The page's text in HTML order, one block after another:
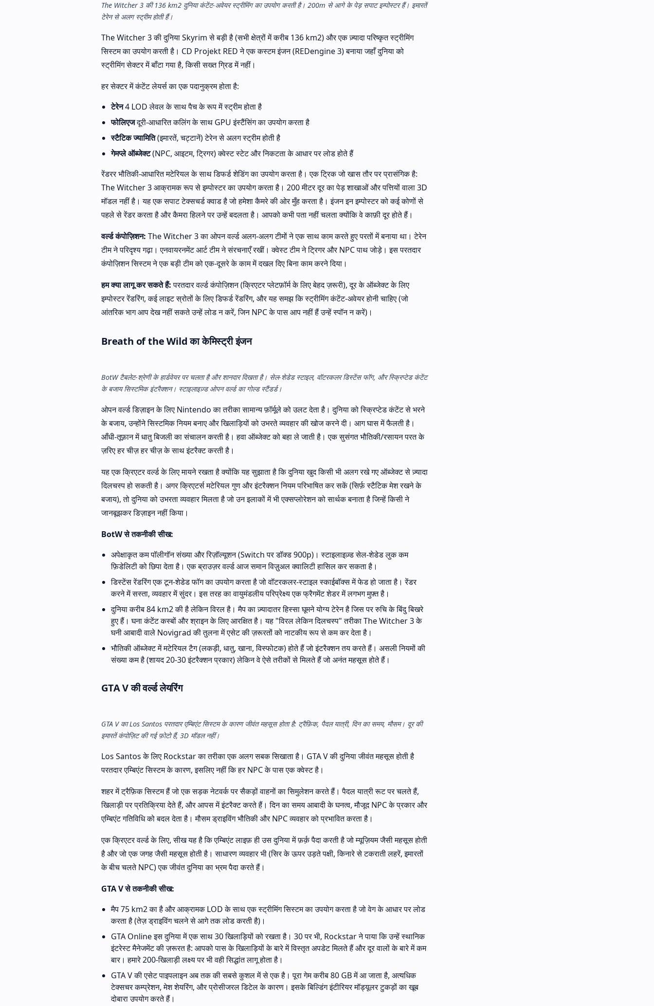
The Witcher 3 की 136 km2 दुनिया कंटेंट-अवेयर स्ट्रीमिंग का उपयोग करती है। 200m से आगे के पेड़ सपाट इम्पोस्टर हैं। इमारतें
टेरेन से अलग स्ट्रीम होती हैं।
The Witcher 3 की दुनिया Skyrim से बड़ी है (सभी क्षेत्रों में करीब 136 km2) और एक ज़्यादा परिष्कृत स्ट्रीमिंग
सिस्टम का उपयोग करती है। CD Projekt RED ने एक कस्टम इंजन (REDengine 3) बनाया जहाँ दुनिया को
स्ट्रीमिंग सेक्टर में बाँटा गया है, किसी सख्त ग्रिड में नहीं।
हर सेक्टर में कंटेंट लेयर्स का एक पदानुक्रम होता है:
टेरेन4 LOD लेवल के साथ पैच के रूप में स्ट्रीम होता है
फोलिएजदूरी-आधारित कलिंग के साथ GPU इंस्टैंसिंग का उपयोग करता है
स्टैटिक ज्यामिति(इमारतें, चट्टानें) टेरेन से अलग स्ट्रीम होती है
गेमप्ले ऑब्जेक्ट(NPC, आइटम, ट्रिगर) क्वेस्ट स्टेट और निकटता के आधार पर लोड होते हैं
रेंडरर भौतिकी-आधारित मटेरियल के साथ डिफर्ड शेडिंग का उपयोग करता है। एक ट्रिक जो खास तौर पर प्रासंगिक है:
The Witcher 3 आक्रामक रूप से इम्पोस्टर का उपयोग करता है। 200 मीटर दूर का पेड़ शाखाओं और पत्तियों वाला 3D
मॉडल नहीं है। यह एक सपाट टेक्सचर्ड क्वाड है जो हमेशा कैमरे की ओर मुँह करता है। इंजन इन इम्पोस्टर को कई कोणों से
पहले से रेंडर करता है और कैमरा हिलने पर उन्हें बदलता है। आपको कभी पता नहीं चलता क्योंकि वे काफ़ी दूर होते हैं।
वर्ल्ड कंपोज़िशन: The Witcher 3 का ओपन वर्ल्ड अलग-अलग टीमों ने एक साथ काम करते हुए परतों में बनाया था। टेरेन
टीम ने परिदृश्य गढ़ा। एनवायरनमेंट आर्ट टीम ने संरचनाएँ रखीं। क्वेस्ट टीम ने ट्रिगर और NPC पाथ जोड़े। इस परतदार
कंपोज़िशन सिस्टम ने एक बड़ी टीम को एक-दूसरे के काम में दखल दिए बिना काम करने दिया।
हम क्या लागू कर सकते हैं:परतदार वर्ल्ड कंपोज़िशन (क्रिएटर प्लेटफ़ॉर्म के लिए बेहद ज़रूरी), दूर के ऑब्जेक्ट के लिए
इम्पोस्टर रेंडरिंग, कई लाइट स्रोतों के लिए डिफर्ड रेंडरिंग, और यह समझ कि स्ट्रीमिंग कंटेंट-अवेयर होनी चाहिए (जो
आंतरिक भाग आप देख नहीं सकते उन्हें लोड न करें, जिन NPC के पास आप नहीं हैं उन्हें स्पॉन न करें)।
Breath of the Wild का केमिस्ट्री इंजन
BotW टैबलेट-श्रेणी के हार्डवेयर पर चलता है और शानदार दिखता है। सेल-शेडेड स्टाइल, वॉटरकलर डिस्टेंस फॉग, और स्क्रिप्टेड कंटेंट
के बजाय सिस्टमिक इंटरैक्शन। स्टाइलाइज़्ड ओपन वर्ल्ड का गोल्ड स्टैंडर्ड।
ओपन वर्ल्ड डिज़ाइन के लिए Nintendo का तरीका सामान्य फ़ॉर्मूले को उलट देता है। दुनिया को स्क्रिप्टेड कंटेंट से भरने
के बजाय, उन्होंने सिस्टमिक नियम बनाए और खिलाड़ियों को उभरते व्यवहार की खोज करने दी। आग घास में फैलती है।
आँधी-तूफ़ान में धातु बिजली का संचालन करती है। हवा ऑब्जेक्ट को बहा ले जाती है। एक सुसंगत भौतिकी/रसायन परत के
ज़रिए हर चीज़ हर चीज़ के साथ इंटरैक्ट करती है।
यह एक क्रिएटर वर्ल्ड के लिए मायने रखता है क्योंकि यह सुझाता है कि दुनिया खुद किसी भी अलग रखे गए ऑब्जेक्ट से ज़्यादा
दिलचस्प हो सकती है। अगर क्रिएटर्स मटेरियल गुण और इंटरैक्शन नियम परिभाषित कर सकें (सिर्फ़ स्टैटिक मेश रखने के
बजाय), तो दुनिया को उभरता व्यवहार मिलता है जो उन इलाकों में भी एक्सप्लोरेशन को सार्थक बनाता है जिन्हें किसी ने
जानबूझकर डिज़ाइन नहीं किया।
BotW से तकनीकी सीख:
अपेक्षाकृत कम पॉलीगॉन संख्या और रिज़ॉल्यूशन (Switch पर डॉक्ड 900p)। स्टाइलाइज़्ड सेल-शेडेड लुक कम
फ़िडेलिटी को छिपा देता है। एक ब्राउज़र वर्ल्ड आज समान विज़ुअल क्वालिटी हासिल कर सकता है।
डिस्टेंस रेंडरिंग एक टून-शेडेड फॉग का उपयोग करता है जो वॉटरकलर-स्टाइल स्काईबॉक्स में फेड हो जाता है। रेंडर
करने में सस्ता, व्यवहार में सुंदर। इस तरह का वायुमंडलीय परिप्रेक्ष्य एक फ्रैगमेंट शेडर में लगभग मुफ़्त है।
दुनिया करीब 84 km2 की है लेकिन विरल है। मैप का ज़्यादातर हिस्सा घूमने योग्य टेरेन है जिस पर रुचि के बिंदु बिखरे
हुए हैं। घना कंटेंट कस्बों और श्राइन के लिए आरक्षित है। यह "विरल लेकिन दिलचस्प" तरीका The Witcher 3 के
घनी आबादी वाले Novigrad की तुलना में एसेट की ज़रूरतों को नाटकीय रूप से कम कर देता है।
भौतिकी ऑब्जेक्ट में मटेरियल टैग (लकड़ी, धातु, खाना, विस्फोटक) होते हैं जो इंटरैक्शन तय करते हैं। असली नियमों की
संख्या कम है (शायद 20-30 इंटरैक्शन प्रकार) लेकिन वे ऐसे तरीकों से मिलते हैं जो अनंत महसूस होते हैं।
GTA V की वर्ल्ड लेयरिंग
GTA V का Los Santos परतदार एम्बिएंट सिस्टम के कारण जीवंत महसूस होता है: ट्रैफ़िक, पैदल यात्री, दिन का समय, मौसम। दूर की
इमारतें कंपोज़िट की गई फ़ोटो हैं, 3D मॉडल नहीं।
Los Santos के लिए Rockstar का तरीका एक अलग सबक सिखाता है। GTA V की दुनिया जीवंत महसूस होती है
परतदार एम्बिएंट सिस्टम के कारण, इसलिए नहीं कि हर NPC के पास एक क्वेस्ट है।
शहर में ट्रैफ़िक सिस्टम हैं जो एक सड़क नेटवर्क पर सैकड़ों वाहनों का सिमुलेशन करते हैं। पैदल यात्री रूट पर चलते हैं,
खिलाड़ी पर प्रतिक्रिया देते हैं, और आपस में इंटरैक्ट करते हैं। दिन का समय आबादी के घनत्व, मौजूद NPC के प्रकार और
एम्बिएंट गतिविधि को बदल देता है। मौसम ड्राइविंग भौतिकी और NPC व्यवहार को प्रभावित करता है।
एक क्रिएटर वर्ल्ड के लिए, सीख यह है कि एम्बिएंट लाइफ़ ही उस दुनिया में फ़र्क़ पैदा करती है जो म्यूज़ियम जैसी महसूस होती
है और जो एक जगह जैसी महसूस होती है। साधारण व्यवहार भी (सिर के ऊपर उड़ते पक्षी, किनारे से टकराती लहरें, इमारतों
के बीच चलते NPC) एक जीवंत दुनिया का भ्रम पैदा करते हैं।
GTA V से तकनीकी सीख:
मैप 75 km2 का है और आक्रामक LOD के साथ एक स्ट्रीमिंग सिस्टम का उपयोग करता है जो वेग के आधार पर लोड
करता है (तेज़ ड्राइविंग चलने से आगे तक लोड करती है)।
GTA Online इस दुनिया में एक साथ 30 खिलाड़ियों को रखता है। 30 पर भी, Rockstar ने पाया कि उन्हें स्थानिक
इंटरेस्ट मैनेजमेंट की ज़रूरत है: आपको पास के खिलाड़ियों के बारे में विस्तृत अपडेट मिलते हैं और दूर वालों के बारे में कम
बार। हमारे 200-खिलाड़ी लक्ष्य पर भी वही सिद्धांत लागू होता है।
GTA V की एसेट पाइपलाइन अब तक की सबसे कुशल में से एक है। पूरा गेम करीब 80 GB में आ जाता है, अत्यधिक
टेक्सचर कम्प्रेशन, मेश शेयरिंग, और प्रोसीजरल डिटेल के कारण। इसके बिल्डिंग इंटीरियर मॉड्यूलर टुकड़ों का खूब
दोबारा उपयोग करते हैं।